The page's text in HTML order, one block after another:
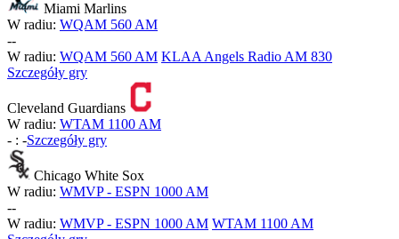
Miami Marlins
W radiu: WQAM 560 AM
--
W radiu: WQAM 560 AM KLAA Angels Radio AM 830
Szczegóły gry
Cleveland Guardians
W radiu: WTAM 1100 AM
- : -Szczegóły gry
Chicago White Sox
W radiu: WMVP - ESPN 1000 AM
--
W radiu: WMVP - ESPN 1000 AM WTAM 1100 AM